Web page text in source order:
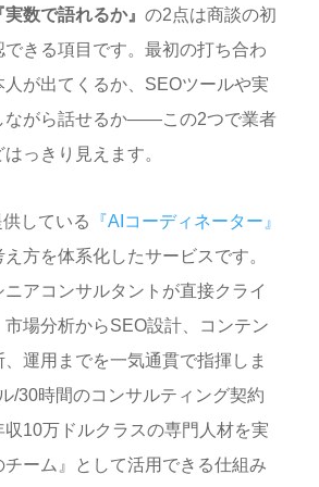
数で語れるか』の2点は商談の初
できる項目です。最初の打ち合わ
が出てくるか、SEOツールや実
ながら話せるか——この2つで業者
っきり見えます。
している
『AIコーディネーター』
方を体系化したサービスです。
アコンサルタントが直接クライ
場分析からSEO設計、コンテン
運用までを一気通貫で指揮しま
/30時間のコンサルティング契約
10万ドルクラスの専門人材を実
ーム』として活用できる仕組み